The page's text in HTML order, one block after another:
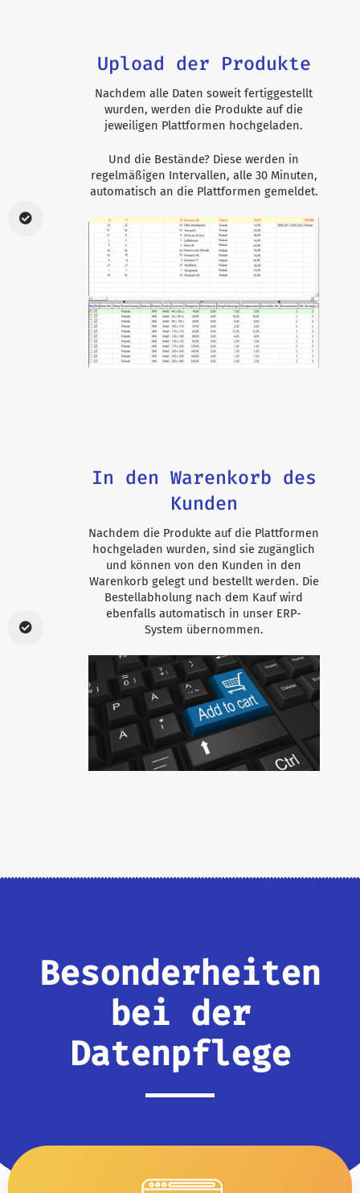
Upload der Produkte
Nachdem alle Daten soweit fertiggestellt
wurden, werden die Produkte auf die
jeweiligen Plattformen hochgeladen.
Und die Bestände? Diese werden in
regelmäßigen Intervallen, alle 30 Minuten,
automatisch an die Plattformen gemeldet.
In den Warenkorb des
Kunden
Nachdem die Produkte auf die Plattformen
hochgeladen wurden, sind sie zugänglich
und können von den Kunden in den
Warenkorb gelegt und bestellt werden. Die
Bestellabholung nach dem Kauf wird
ebenfalls automatisch in unser ERP-
System übernommen.
Besonderheiten
bei der
Datenpflege